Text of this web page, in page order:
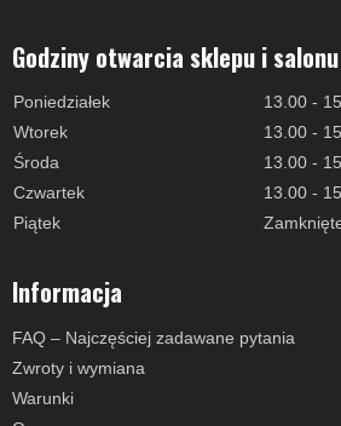
Godziny otwarcia sklepu i salonu
Poniedziałek
13.00 -
Wtorek
13.00 -
Środa
13.00 -
Czwartek
13.00 -
Piątek
Informacja
FAQ – Najczęściej zadawane pytania
Zwroty i wymiana
Warunki